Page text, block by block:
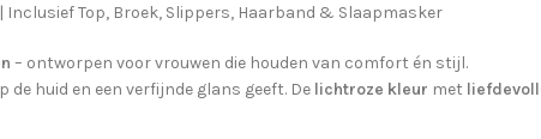
Inclusief Top, Broek, Slippers, Haarband & Slaapmasker
– ontworpen voor vrouwen die houden van comfort én stijl.
de huid en een verfijnde glans geeft. De lichtroze kleur met